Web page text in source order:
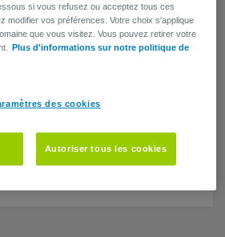
des talents’puisque
proposez également à vos
une solution pour tous
avantageuse à un
. Car vos travailleurs
un montant net jusqu’à
fois supérieur.
si vous refusez ou acceptez tous ces
modifier vos préférences. Votre choix s'applique
que vous visitez. Vous pouvez retirer votre
Plus d'informations sur notre politique de
des cookies
Autoriser tous les cookies